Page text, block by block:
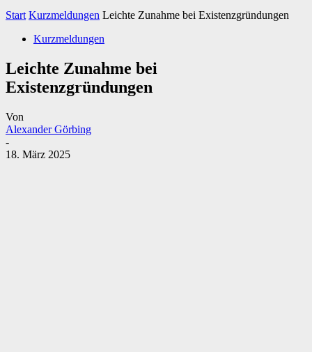
Start Kurzmeldungen Leichte Zunahme bei Existenzgründungen
Kurzmeldungen
Leichte Zunahme bei
Existenzgründungen
Von
Alexander Görbing
-
18. März 2025